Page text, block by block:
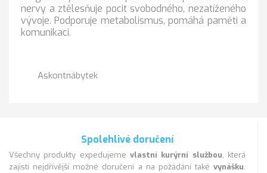
nervy a ztělesňuje pocit svobodného, nezatíženého
vývoje. Podporuje metabolismus, pomáhá paměti a
komunikaci.
Askontnábytek
Spolehlivé doručení
Všechny produkty expedujeme vlastní kurýrní službou, která
zajistí nejdřívější možné doručení a na požádání také vynášku.